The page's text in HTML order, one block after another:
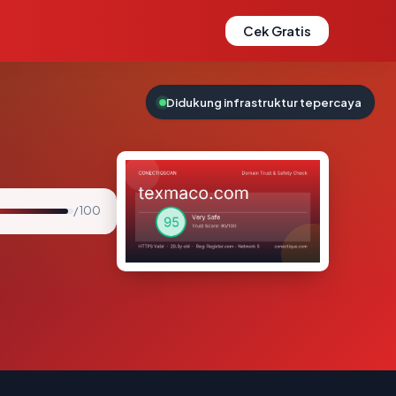
Cek Gratis
/ 100
Didukung infrastruktur tepercaya